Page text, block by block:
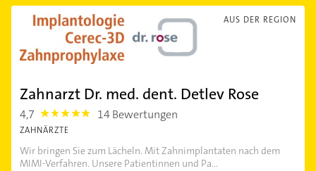
AUS DER REGION
Zahnarzt Dr. med. dent. Detlev Rose
4,7 4.7000003 14 Bewertungen
ZAHNÄRZTE
Wir bringen Sie zum Lächeln. Mit Zahnimplantaten nach dem
MIMI-Verfahren. Unsere Patientinnen und Pa...